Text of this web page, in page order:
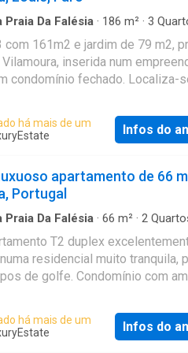
Praia Da Falésia · 186 m² · 3
Terraço·Área das crianças·
com 161m2 e jardim de 79 m2,
Vilamoura, inserida num
condomínio fechado. Localiza-
e junto a 5 campos de golfe.
34 apartamentos de tipologias
em duplex, e 13 moradias T3. O
adultos e piscina para crianças.
incluem varandas e terraços,
para o mar, campo de golfe,
moradias dispõem de jardim,
e terraços. Todas as unidades
totalmente equipados e
sendo opcional a
há mais de um
Infos do
apartamento de 66
Portugal
Praia Da Falésia · 66 m² · 2
·Garagem·Área
T2 duplex
residencial muito tranquila,
de golfe. Condomínio com
apenas a 5 minutos a pé do
restaurantes e cafés e a 4/5
Marina e da praia. Com 113 m²
há mais de um
Infos do